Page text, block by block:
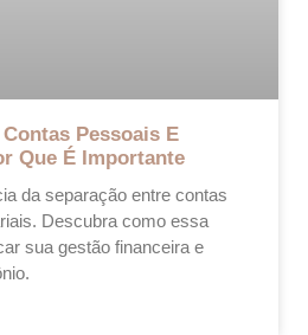
Pessoais E
Que É Importante
da separação entre contas
Descubra como essa
sua gestão financeira e